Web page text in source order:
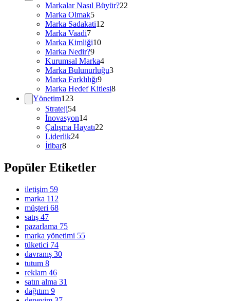
Markalar Nasıl Büyür?22
Marka Olmak5
Marka Sadakati12
Marka Vaadi7
Marka Kimliği10
Marka Nedir?9
Kurumsal Marka4
Marka Bulunurluğu3
Marka Farklılığı9
Marka Hedef Kitlesi8
Yönetim123
Strateji54
İnovasyon14
Çalışma Hayatı22
Liderlik24
İtibar8
Popüler Etiketler
iletişim 59
marka 112
müşteri 68
satış 47
pazarlama 75
marka yönetimi 55
tüketici 74
davranış 30
tutum 8
reklam 46
satın alma 31
dağıtım 9